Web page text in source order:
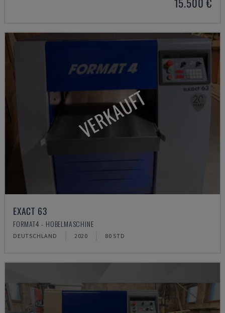
VERKAUFT
EXACT 63
FORMAT4 - HOBELMASCHINE
DEUTSCHLAND 2020 80 STD